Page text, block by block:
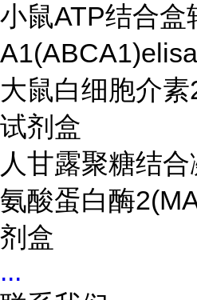
小鼠ATP结合盒
大鼠白细胞介
试剂盒
人甘露聚糖结
氨酸蛋白酶
剂盒
...